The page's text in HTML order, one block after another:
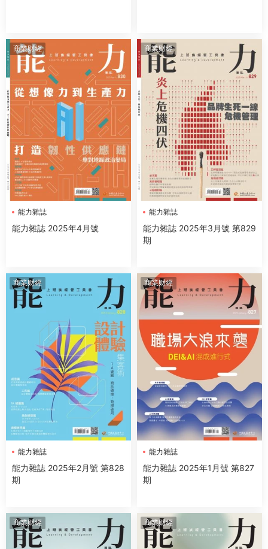
商業财經
能力雜誌
能力雜誌 2025年4月號
商業财經
能力雜誌
能力雜誌 2025年3月號 第829
期
商業财經
能力雜誌
能力雜誌 2025年2月號 第828
期
商業财經
能力雜誌
能力雜誌 2025年1月號 第827
期
商業财經 商業财經